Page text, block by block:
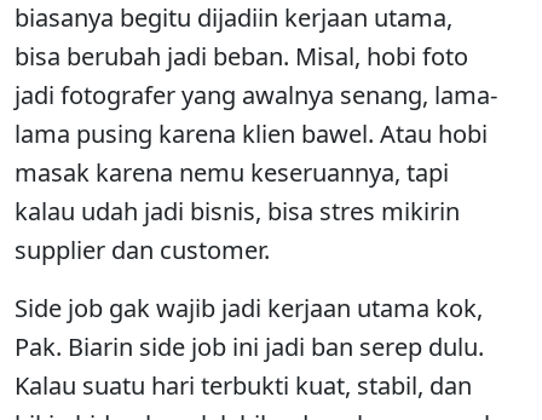
biasanya begitu dijadiin kerjaan utama,
bisa berubah jadi beban. Misal, hobi foto
jadi fotografer yang awalnya senang, lama-
lama pusing karena klien bawel. Atau hobi
masak karena nemu keseruannya, tapi
kalau udah jadi bisnis, bisa stres mikirin
supplier dan customer.
Side job gak wajib jadi kerjaan utama kok,
Pak. Biarin side job ini jadi ban serep dulu.
Kalau suatu hari terbukti kuat, stabil, dan